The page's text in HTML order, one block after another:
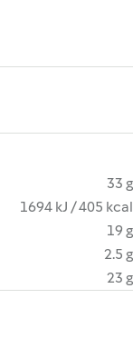
33 g
1694 kJ / 405 kcal
19 g
2.5 g
23 g